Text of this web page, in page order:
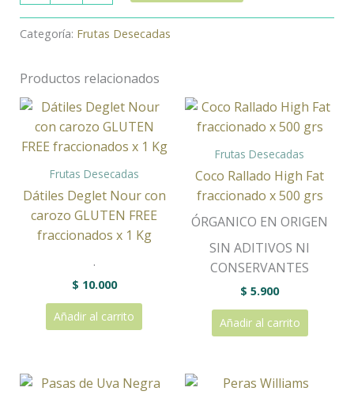
Categoría: Frutas Desecadas
Productos relacionados
Frutas Desecadas
Dátiles Deglet Nour con
carozo GLUTEN FREE
fraccionados x 1 Kg
.
$ 10.000
Añadir al carrito
Frutas Desecadas
Coco Rallado High Fat
fraccionado x 500 grs
ÓRGANICO EN ORIGEN
SIN ADITIVOS NI
CONSERVANTES
$ 5.900
Añadir al carrito